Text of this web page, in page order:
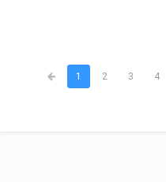
1 2 3 4